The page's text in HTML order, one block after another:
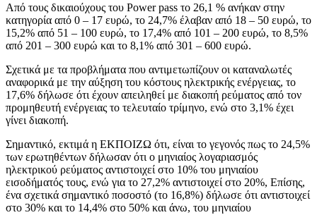
Από τους δικαιούχους του Power pass το 26,1 % ανήκαν στην
κατηγορία από 0 – 17 ευρώ, το 24,7% έλαβαν από 18 – 50 ευρώ, το
15,2% από 51 – 100 ευρώ, το 17,4% από 101 – 200 ευρώ, το 8,5%
από 201 – 300 ευρώ και το 8,1% από 301 – 600 ευρώ.
Σχετικά με τα προβλήματα που αντιμετωπίζουν οι καταναλωτές
αναφορικά με την αύξηση του κόστους ηλεκτρικής ενέργειας, το
17,6% δήλωσε ότι έχουν απειληθεί με διακοπή ρεύματος από τον
προμηθευτή ενέργειας το τελευταίο τρίμηνο, ενώ στο 3,1% έχει
γίνει διακοπή.
Σημαντικό, εκτιμά η ΕΚΠΟΙΖΩ ότι, είναι το γεγονός πως το 24,5%
των ερωτηθέντων δήλωσαν ότι ο μηνιαίος λογαριασμός
ηλεκτρικού ρεύματος αντιστοιχεί στο 10% του μηνιαίου
εισοδήματός τους, ενώ για το 27,2% αντιστοιχεί στο 20%, Επίσης,
ένα σχετικά σημαντικό ποσοστό (το 16,8%) δήλωσε ότι αντιστοιχεί
στο 30% και το 14,4% στο 50% και άνω, του μηνιαίου